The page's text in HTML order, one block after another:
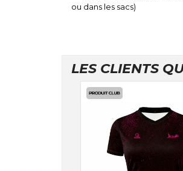
ou dans les sacs)
LES CLIENTS